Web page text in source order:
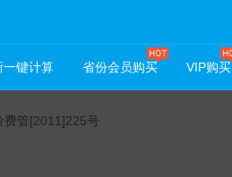
一键计算 省份会员购买 VIP购买
费管[2011]225号